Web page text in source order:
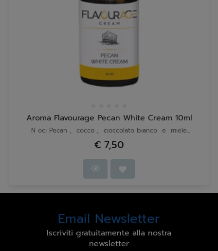
Aroma Flavourage Pecan White Cream 10ml
N oci Pecan , cocco , cioccolato bianco e miele...
€ 7,50
Email Newsletter
Iscriviti gratuitamente alla nostra
newsletter